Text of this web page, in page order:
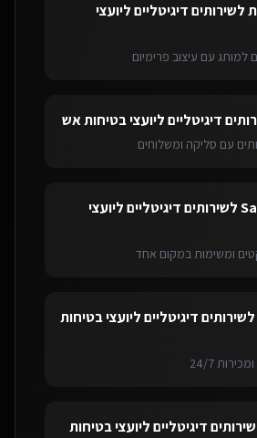
לשירותים דיגיטליים ליועצי
למותג עם עיצוב פרימיום
דיגיטליים ליועצי בטיחות אש
עם סליקה ומשלוחים
לשירותים דיגיטליים ליועצי
ומשימות במקום אחד
לשירותים דיגיטליים ליועצי בטיחות
24/7
שירותים דיגיטליים ליועצי בטיחות